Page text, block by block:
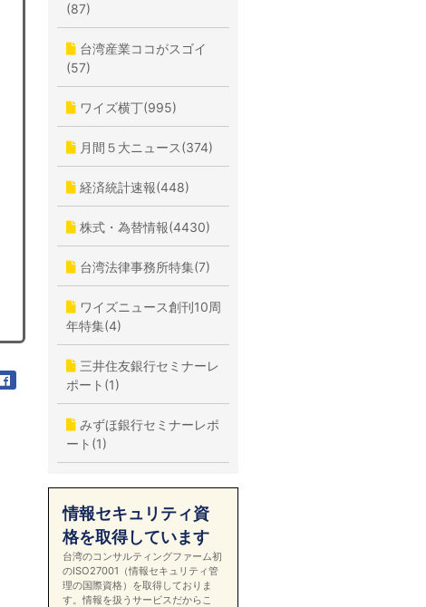
(87)
台湾産業ココがスゴイ
(57)
ワイズ横丁(995)
月間５大ニュース(374)
経済統計速報(448)
株式・為替情報(4430)
台湾法律事務所特集(7)
ワイズニュース創刊10周
年特集(4)
三井住友銀行セミナーレ
ポート(1)
みずほ銀行セミナーレポ
ート(1)
情報セキュリティ資
格を取得しています
台湾のコンサルティングファーム初
のISO27001（情報セキュリティ管
理の国際資格）を取得しておりま
す。情報を扱うサービスだからこ